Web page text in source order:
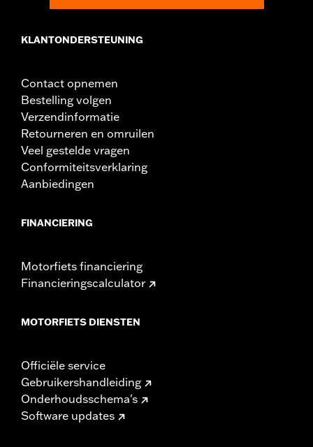
Per stuk verkocht:Elk
NOTITIES:Harley-Davidson Motor Company kan geen
Controleer daarom na het installeren van nieuwe
spiegels of een stuur en voordat je de motorfiets gaat
gebruiken, of de spiegels je een duidelijk zicht naar
achteren bieden.
KLANTONDERSTEUNING
Contact opnemen
Bestelling volgen
Verzendinformatie
Retourneren en omruilen
Veel gestelde vragen
Conformiteitsverklaring
Aanbiedingen
FINANCIERING
Motorfiets financiering
Financieringscalculator
MOTORFIETS DIENSTEN
Officiële service
Gebruikershandleiding
Onderhoudsschema's
Software updates